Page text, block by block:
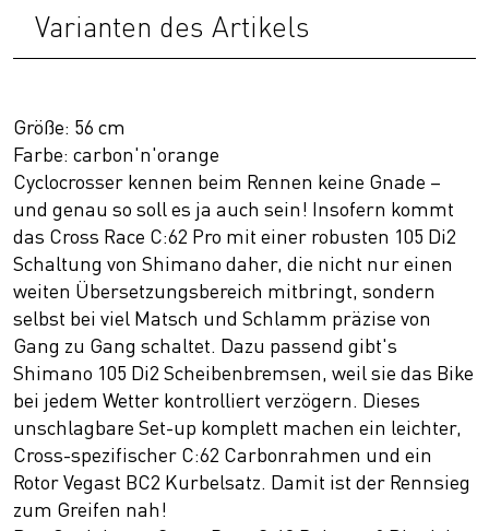
Varianten des Artikels
Größe: 56 cm
Farbe: carbon'n'orange
Cyclocrosser kennen beim Rennen keine Gnade –
und genau so soll es ja auch sein! Insofern kommt
das Cross Race C:62 Pro mit einer robusten 105 Di2
Schaltung von Shimano daher, die nicht nur einen
weiten Übersetzungsbereich mitbringt, sondern
selbst bei viel Matsch und Schlamm präzise von
Gang zu Gang schaltet. Dazu passend gibt's
Shimano 105 Di2 Scheibenbremsen, weil sie das Bike
bei jedem Wetter kontrolliert verzögern. Dieses
unschlagbare Set-up komplett machen ein leichter,
Cross-spezifischer C:62 Carbonrahmen und ein
Rotor Vegast BC2 Kurbelsatz. Damit ist der Rennsieg
zum Greifen nah!